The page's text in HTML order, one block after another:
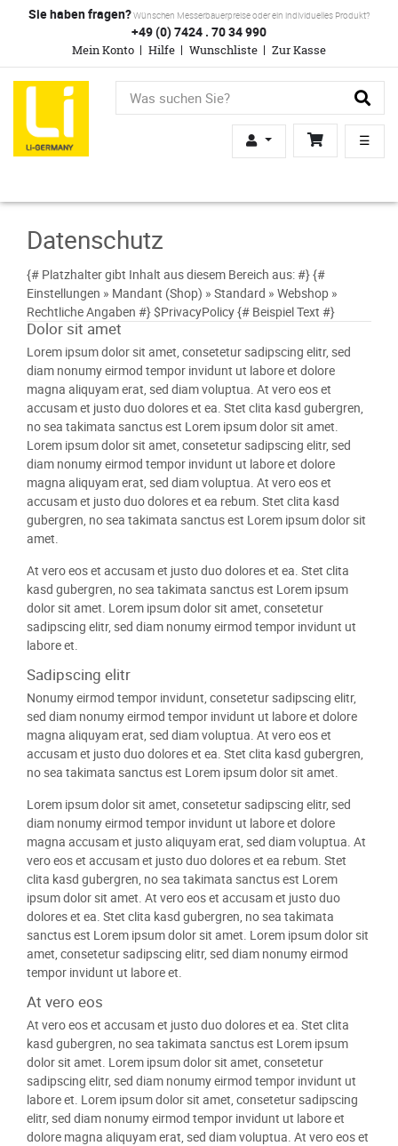
Sie haben fragen?Wünschen Messerbauerpreise oder ein individuelles Produkt?
+49 (0) 7424 . 70 34 990
Mein Konto Hilfe Wunschliste Zur Kasse
☰
Datenschutz
{# Platzhalter gibt Inhalt aus diesem Bereich aus: #} {#
Einstellungen » Mandant (Shop) » Standard » Webshop »
Rechtliche Angaben #} $PrivacyPolicy {# Beispiel Text #}
Dolor sit amet
Lorem ipsum dolor sit amet, consetetur sadipscing elitr, sed
diam nonumy eirmod tempor invidunt ut labore et dolore
magna aliquyam erat, sed diam voluptua. At vero eos et
accusam et justo duo dolores et ea. Stet clita kasd gubergren,
no sea takimata sanctus est Lorem ipsum dolor sit amet.
Lorem ipsum dolor sit amet, consetetur sadipscing elitr, sed
diam nonumy eirmod tempor invidunt ut labore et dolore
magna aliquyam erat, sed diam voluptua. At vero eos et
accusam et justo duo dolores et ea rebum. Stet clita kasd
gubergren, no sea takimata sanctus est Lorem ipsum dolor sit
amet.
At vero eos et accusam et justo duo dolores et ea. Stet clita
kasd gubergren, no sea takimata sanctus est Lorem ipsum
dolor sit amet. Lorem ipsum dolor sit amet, consetetur
sadipscing elitr, sed diam nonumy eirmod tempor invidunt ut
labore et.
Sadipscing elitr
Nonumy eirmod tempor invidunt, consetetur sadipscing elitr,
sed diam nonumy eirmod tempor invidunt ut labore et dolore
magna aliquyam erat, sed diam voluptua. At vero eos et
accusam et justo duo dolores et ea. Stet clita kasd gubergren,
no sea takimata sanctus est Lorem ipsum dolor sit amet.
Lorem ipsum dolor sit amet, consetetur sadipscing elitr, sed
diam nonumy eirmod tempor invidunt ut labore et dolore
magna accusam et justo aliquyam erat, sed diam voluptua. At
vero eos et accusam et justo duo dolores et ea rebum. Stet
clita kasd gubergren, no sea takimata sanctus est Lorem
ipsum dolor sit amet. At vero eos et accusam et justo duo
dolores et ea. Stet clita kasd gubergren, no sea takimata
sanctus est Lorem ipsum dolor sit amet. Lorem ipsum dolor sit
amet, consetetur sadipscing elitr, sed diam nonumy eirmod
tempor invidunt ut labore et.
At vero eos
At vero eos et accusam et justo duo dolores et ea. Stet clita
kasd gubergren, no sea takimata sanctus est Lorem ipsum
dolor sit amet. Lorem ipsum dolor sit amet, consetetur
sadipscing elitr, sed diam nonumy eirmod tempor invidunt ut
labore et. Lorem ipsum dolor sit amet, consetetur sadipscing
elitr, sed diam nonumy eirmod tempor invidunt ut labore et
dolore magna aliquyam erat, sed diam voluptua. At vero eos et